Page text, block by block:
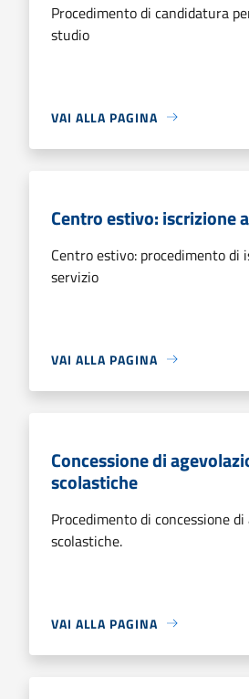
Procedimento di candidatura
studio
VAI ALLA PAGINA
Centro estivo: iscrizione
Centro estivo: procedimento di
servizio
VAI ALLA PAGINA
Concessione di
scolastiche
Procedimento di concessione
scolastiche.
VAI ALLA PAGINA